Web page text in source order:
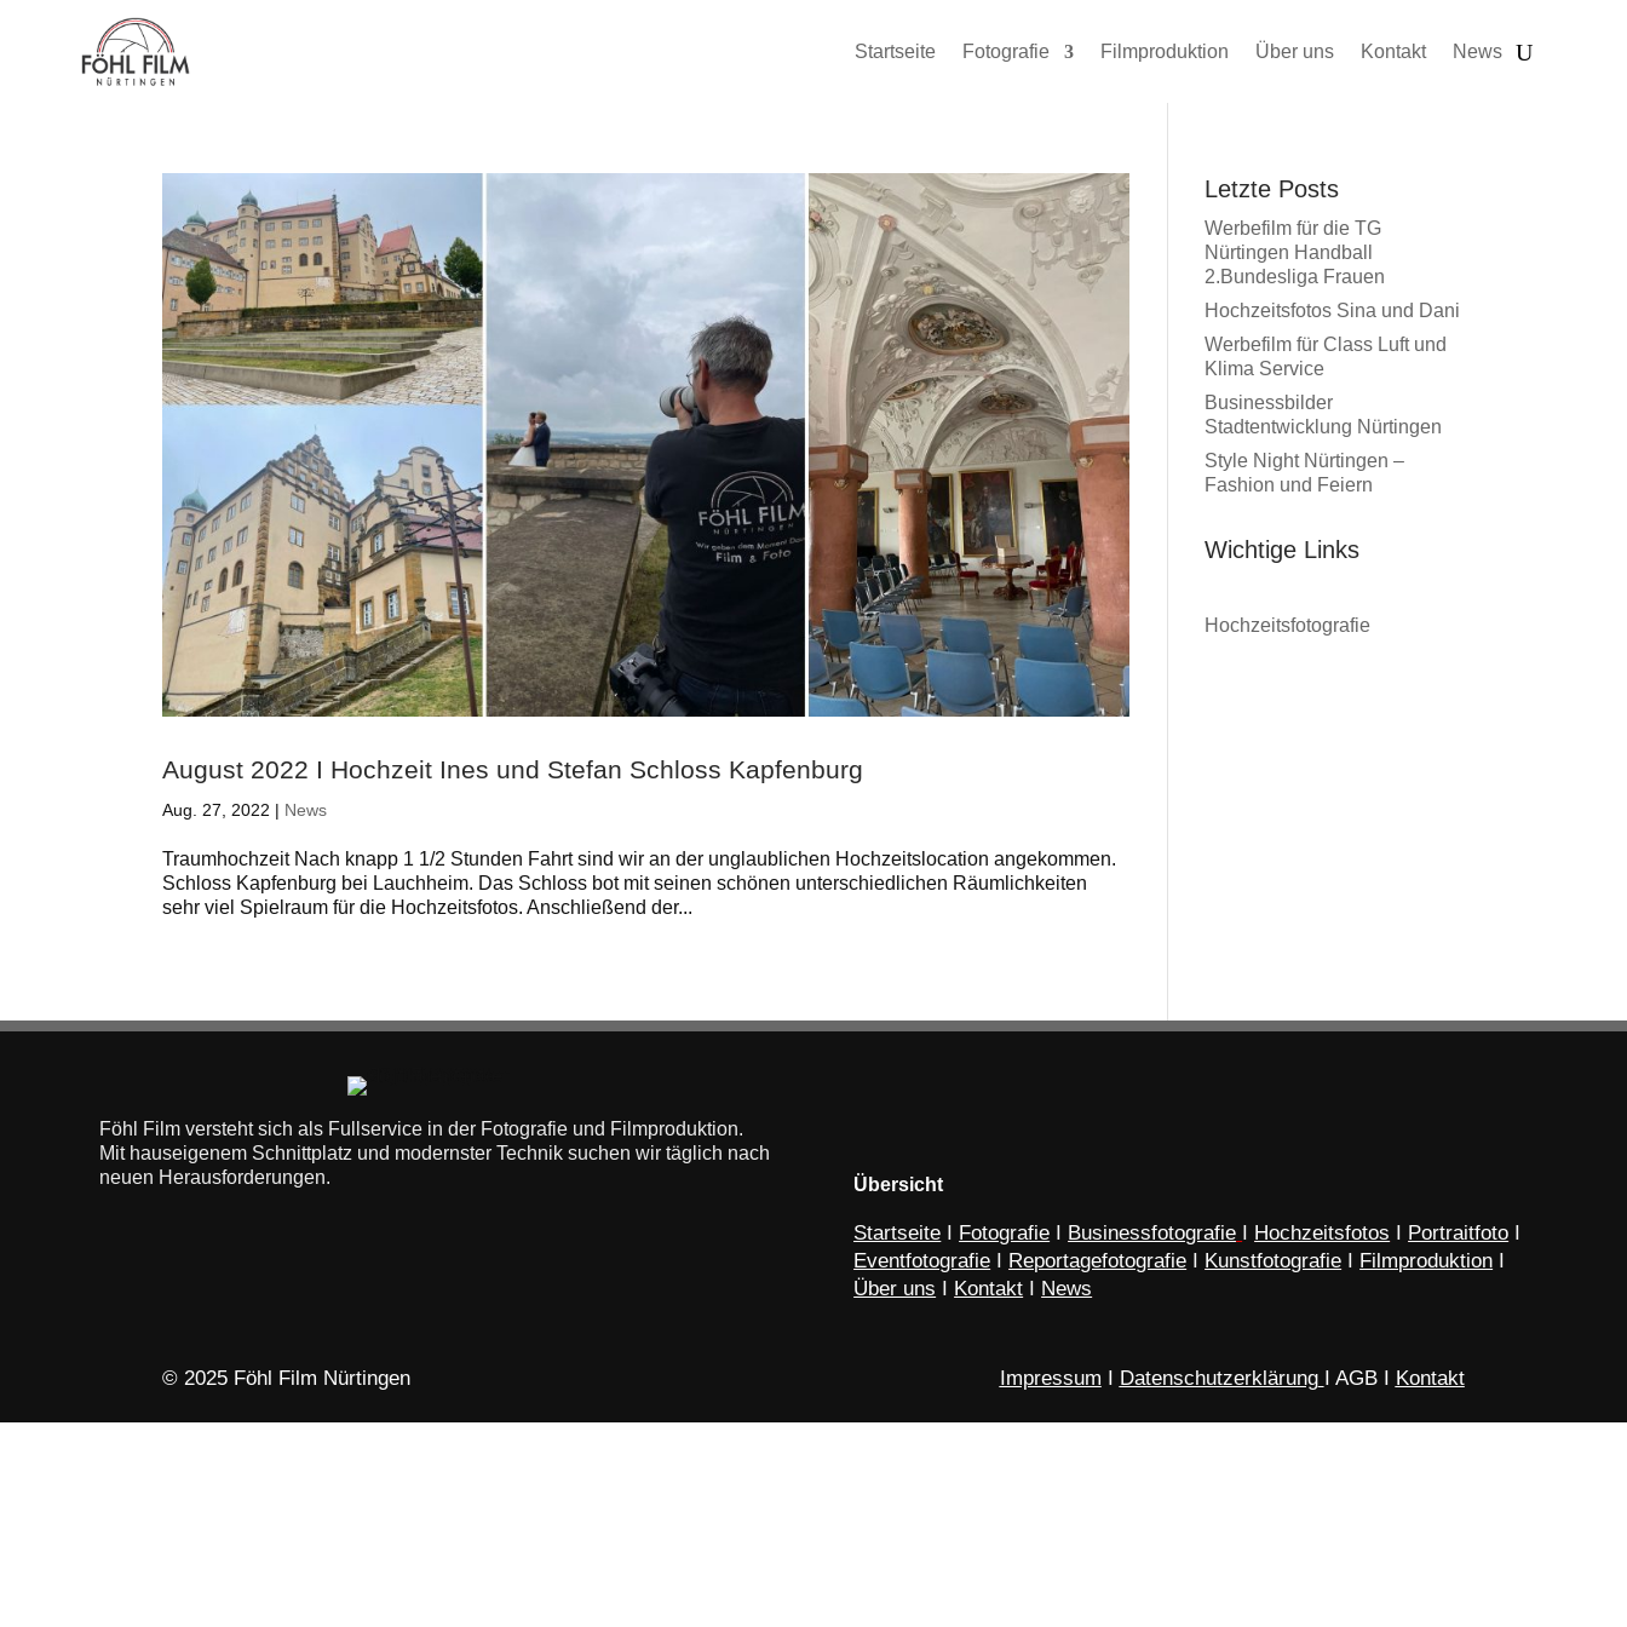
Startseite Fotografie Filmproduktion Über uns Kontakt News
August 2022 I Hochzeit Ines und Stefan Schloss Kapfenburg
Aug. 27, 2022 | News
Traumhochzeit Nach knapp 1 1/2 Stunden Fahrt sind wir an der unglaublichen Hochzeitslocation angekommen.
Schloss Kapfenburg bei Lauchheim. Das Schloss bot mit seinen schönen unterschiedlichen Räumlichkeiten
sehr viel Spielraum für die Hochzeitsfotos. Anschließend der...
Letzte Posts
Werbefilm für die TG
Nürtingen Handball
2.Bundesliga Frauen
Hochzeitsfotos Sina und Dani
Werbefilm für Class Luft und
Klima Service
Businessbilder
Stadtentwicklung Nürtingen
Style Night Nürtingen –
Fashion und Feiern
Wichtige Links
Hochzeitsfotografie
Föhl Film versteht sich als Fullservice in der Fotografie und Filmproduktion.
Mit hauseigenem Schnittplatz und modernster Technik suchen wir täglich nach
neuen Herausforderungen.
Übersicht
Startseite I Fotografie I Businessfotografie I Hochzeitsfotos I Portraitfoto I
Eventfotografie I Reportagefotografie I Kunstfotografie I Filmproduktion I
Über uns I Kontakt I News
© 2025 Föhl Film Nürtingen Impressum I Datenschutzerklärung I AGB I Kontakt